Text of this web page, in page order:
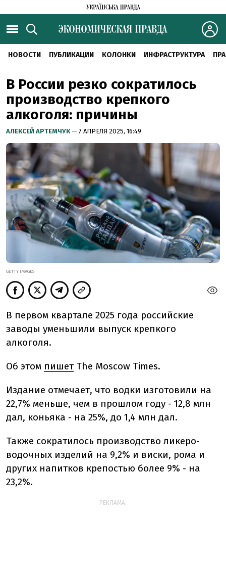
НОВОСТИ ПУБЛИКАЦИИ КОЛОНКИ ИНФРАСТРУКТУРА
В России резко сократилось
производство крепкого
алкоголя: причины
АЛЕКСЕЙ АРТЕМЧУК — 7 АПРЕЛЯ 2025, 16:49
GETTY IMAGES
В первом квартале 2025 года российские
заводы уменьшили выпуск крепкого
алкоголя.
Об этом пишетThe Moscow Times.
Издание отмечает, что водки изготовили на
22,7% меньше, чем в прошлом году - 12,8 млн
дал, коньяка - на 25%, до 1,4 млн дал.
Также сократилось производство ликеро-
водочных изделий на 9,2% и виски, рома и
других напитков крепостью более 9% - на
23,2%.
РЕКЛАМА: